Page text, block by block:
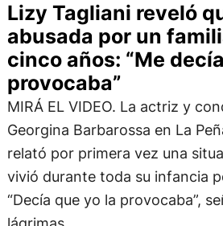
Lizy Tagliani reveló
abusada por un
cinco años: “Me
provocaba”
MIRÁ EL VIDEO. La actriz y
Georgina Barbarossa en La
relató por primera vez una
vivió durante toda su infancia
“Decía que yo la provocaba”,